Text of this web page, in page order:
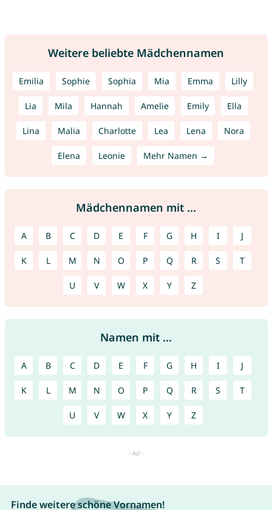
Weitere beliebte Mädchennamen
Emilia Sophie Sophia Mia Emma Lilly
Lia Mila Hannah Amelie Emily Ella
Lina Malia Charlotte Lea Lena Nora
Elena Leonie Mehr Namen →
Mädchennamen mit ...
A B C D E F G H I J
K L M N O P Q R S T
U V W X Y Z
Namen mit ...
A B C D E F G H I J
K L M N O P Q R S T
U V W X Y Z
Finde weitere schöne Vornamen!